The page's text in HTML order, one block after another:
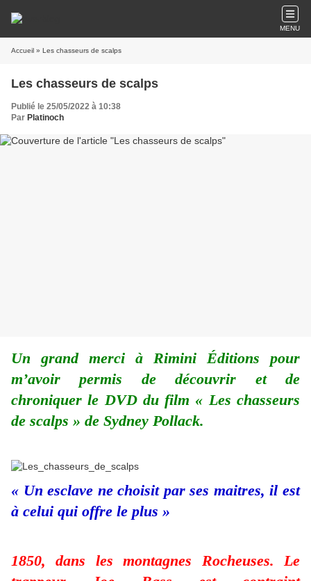
MENU
Accueil » Les chasseurs de scalps
Les chasseurs de scalps
Publié le 25/05/2022 à 10:38
Par Platinoch
Un grand merci à Rimini Éditions pour
m’avoir permis de découvrir et de
chroniquer le DVD du film « Les chasseurs
de scalps » de Sydney Pollack.
« Un esclave ne choisit par ses maitres, il est
à celui qui offre le plus »
1850, dans les montagnes Rocheuses. Le